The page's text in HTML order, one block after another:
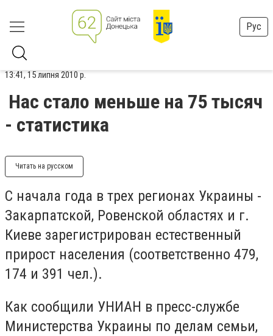
Рус
13:41, 15 липня 2010 р.
Нас стало меньше на 75 тысяч
- статистика
Читать на русском
С начала года в трех регионах Украины -
Закарпатской, Ровенской областях и г.
Киеве зарегистрирован естественный
прирост населения (соответственно 479,
174 и 391 чел.).
Как сообщили УНИАН в пресс-службе
Министерства Украины по делам семьи,